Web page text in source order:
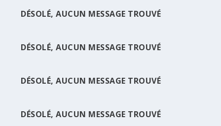
FORMATION DES...
DÉSOLÉ, AUCUN MESSAGE TROUVÉ
DÉSOLÉ, AUCUN MESSAGE TROUVÉ
DÉSOLÉ, AUCUN MESSAGE TROUVÉ
DÉSOLÉ, AUCUN MESSAGE TROUVÉ